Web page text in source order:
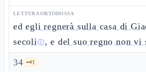
LETTURA ORTODOSSA
edegli regnerà sulla casa di
secoliⓘ, e del suo regno non vi
34 🗝️1